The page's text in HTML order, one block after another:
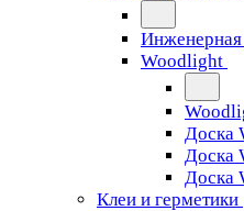
Инженерная
Woodlight
Доска
Доска
Доска
Клеи и герметики